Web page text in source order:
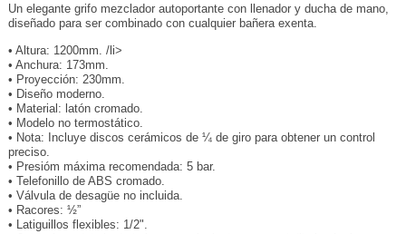
Un elegante grifo mezclador autoportante con llenador y ducha de mano,
diseñado para ser combinado con cualquier bañera exenta.
• Altura: 1200mm. /li>
• Anchura: 173mm.
• Proyección: 230mm.
• Diseño moderno.
• Material: latón cromado.
• Modelo no termostático.
• Nota: Incluye discos cerámicos de ¼ de giro para obtener un control
preciso.
• Presióm máxima recomendada: 5 bar.
• Telefonillo de ABS cromado.
• Válvula de desagüe no incluida.
• Racores: ½”
• Latiguillos flexibles: 1/2".